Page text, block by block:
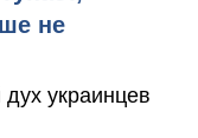
не
украинцев